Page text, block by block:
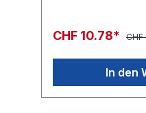
CHF 10.78* CHF
In den